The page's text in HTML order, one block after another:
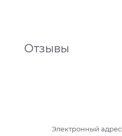
Отзывы
Электронный адрес